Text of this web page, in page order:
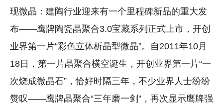
现微晶：建陶行业迎来有一个里程碑新品的重大发
布——鹰牌陶瓷晶聚合3.0宝藏系列正式上市，开创
业界第一片“彩色立体析晶型微晶”。自2011年10月
18日，第一片晶聚合横空诞生，开创业界第一片“一
次烧成微晶石”，恰好时隔三年，不少业界人士纷纷
赞叹——鹰牌晶聚合“三年磨一剑”，再次显示鹰牌强